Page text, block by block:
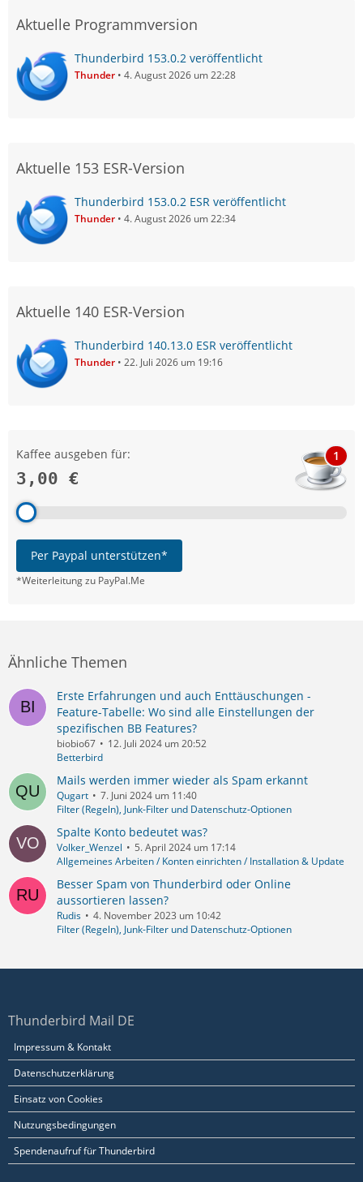
Aktuelle Programmversion
Thunderbird 153.0.2 veröffentlicht
Thunder 4. August 2026 um 22:28
Aktuelle 153 ESR-Version
Thunderbird 153.0.2 ESR veröffentlicht
Thunder 4. August 2026 um 22:34
Aktuelle 140 ESR-Version
Thunderbird 140.13.0 ESR veröffentlicht
Thunder 22. Juli 2026 um 19:16
Kaffee ausgeben für:
3,00 €
1
Per Paypal unterstützen*
*Weiterleitung zu PayPal.Me
Ähnliche Themen
Erste Erfahrungen und auch Enttäuschungen -
Feature-Tabelle: Wo sind alle Einstellungen der
spezifischen BB Features?
biobio67
12. Juli 2024 um 20:52
Betterbird
Mails werden immer wieder als Spam erkannt
Qugart
7. Juni 2024 um 11:40
Filter (Regeln), Junk-Filter und Datenschutz-Optionen
Spalte Konto bedeutet was?
Volker_Wenzel
5. April 2024 um 17:14
Allgemeines Arbeiten / Konten einrichten / Installation & Update
Besser Spam von Thunderbird oder Online
aussortieren lassen?
Rudis
4. November 2023 um 10:42
Filter (Regeln), Junk-Filter und Datenschutz-Optionen
Thunderbird Mail DE
Impressum & Kontakt
Datenschutzerklärung
Einsatz von Cookies
Nutzungsbedingungen
Spendenaufruf für Thunderbird